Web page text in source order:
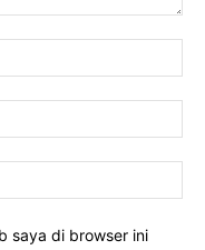
saya di browser ini